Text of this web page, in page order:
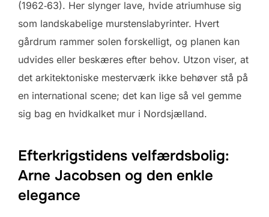
(1962‑63). Her slynger lave, hvide atriumhuse sig
som landskabelige murstens­labyrinter. Hvert
gårdrum rammer solen forskelligt, og planen kan
udvides eller beskæres efter behov. Utzon viser, at
det arkitektoniske mesterværk ikke behøver stå på
en international scene; det kan lige så vel gemme
sig bag en hvidkalket mur i Nordsjælland.
Efterkrigstidens velfærdsbolig:
Arne Jacobsen og den enkle
elegance